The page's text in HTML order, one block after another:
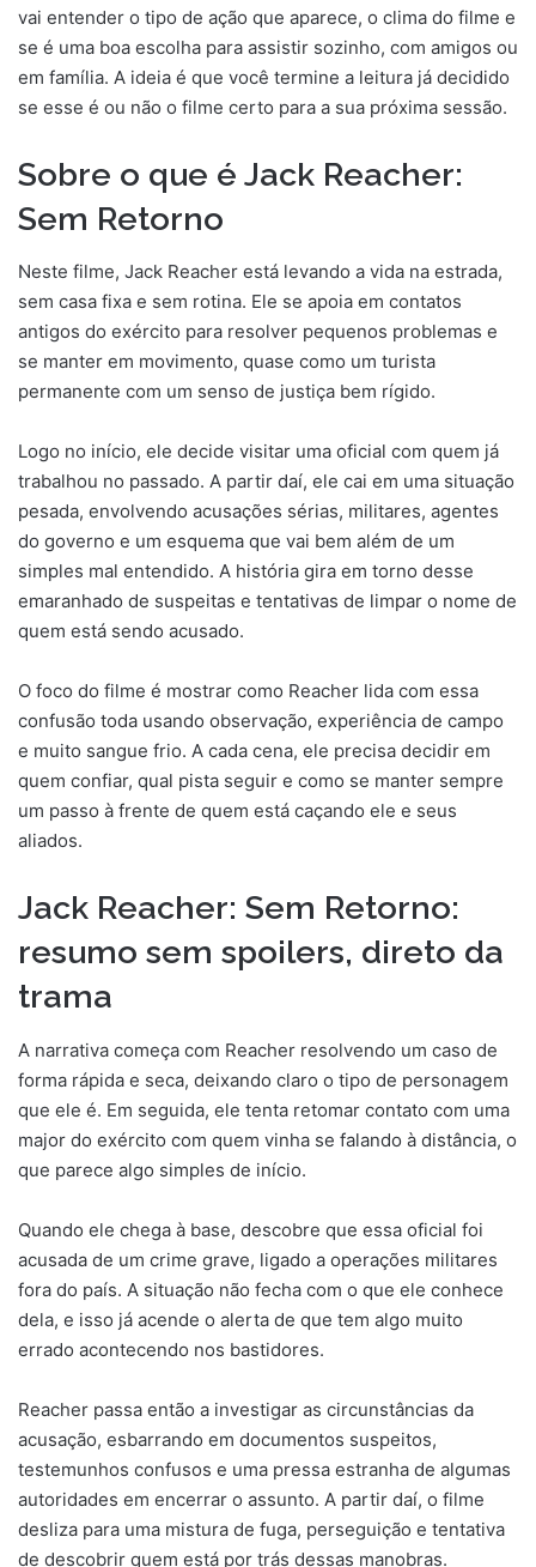
vai entender o tipo de ação que aparece, o clima do filme e
se é uma boa escolha para assistir sozinho, com amigos ou
em família. A ideia é que você termine a leitura já decidido
se esse é ou não o filme certo para a sua próxima sessão.
Sobre o que é Jack Reacher:
Sem Retorno
Neste filme, Jack Reacher está levando a vida na estrada,
sem casa fixa e sem rotina. Ele se apoia em contatos
antigos do exército para resolver pequenos problemas e
se manter em movimento, quase como um turista
permanente com um senso de justiça bem rígido.
Logo no início, ele decide visitar uma oficial com quem já
trabalhou no passado. A partir daí, ele cai em uma situação
pesada, envolvendo acusações sérias, militares, agentes
do governo e um esquema que vai bem além de um
simples mal entendido. A história gira em torno desse
emaranhado de suspeitas e tentativas de limpar o nome de
quem está sendo acusado.
O foco do filme é mostrar como Reacher lida com essa
confusão toda usando observação, experiência de campo
e muito sangue frio. A cada cena, ele precisa decidir em
quem confiar, qual pista seguir e como se manter sempre
um passo à frente de quem está caçando ele e seus
aliados.
Jack Reacher: Sem Retorno:
resumo sem spoilers, direto da
trama
A narrativa começa com Reacher resolvendo um caso de
forma rápida e seca, deixando claro o tipo de personagem
que ele é. Em seguida, ele tenta retomar contato com uma
major do exército com quem vinha se falando à distância, o
que parece algo simples de início.
Quando ele chega à base, descobre que essa oficial foi
acusada de um crime grave, ligado a operações militares
fora do país. A situação não fecha com o que ele conhece
dela, e isso já acende o alerta de que tem algo muito
errado acontecendo nos bastidores.
Reacher passa então a investigar as circunstâncias da
acusação, esbarrando em documentos suspeitos,
testemunhos confusos e uma pressa estranha de algumas
autoridades em encerrar o assunto. A partir daí, o filme
desliza para uma mistura de fuga, perseguição e tentativa
de descobrir quem está por trás dessas manobras.